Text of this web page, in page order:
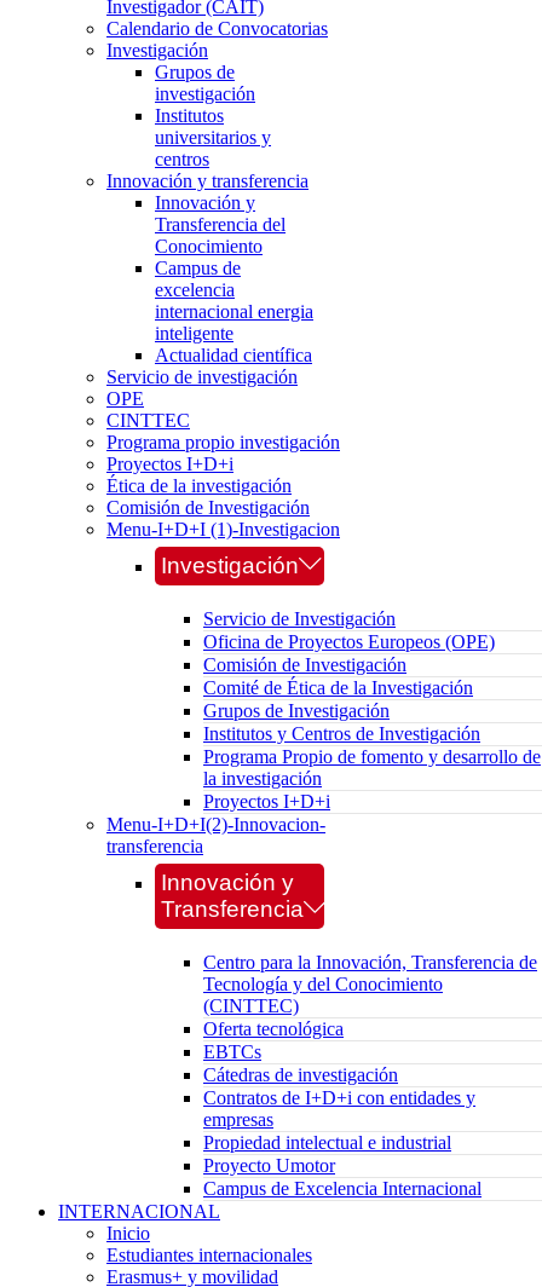
Investigador (CAIT)
Calendario de Convocatorias
Investigación
Grupos de
investigación
Institutos
universitarios y
centros
Innovación y transferencia
Innovación y
Transferencia del
Conocimiento
Campus de
excelencia
internacional energia
inteligente
Actualidad científica
Servicio de investigación
OPE
CINTTEC
Programa propio investigación
Proyectos I+D+i
Ética de la investigación
Comisión de Investigación
Menu-I+D+I (1)-Investigacion
Investigación
Servicio de Investigación
Oficina de Proyectos Europeos (OPE)
Comisión de Investigación
Comité de Ética de la Investigación
Grupos de Investigación
Institutos y Centros de Investigación
Programa Propio de fomento y desarrollo de
la investigación
Proyectos I+D+i
Menu-I+D+I(2)-Innovacion-
transferencia
Innovación y
Transferencia
Centro para la Innovación, Transferencia de
Tecnología y del Conocimiento
(CINTTEC)
Oferta tecnológica
EBTCs
Cátedras de investigación
Contratos de I+D+i con entidades y
empresas
Propiedad intelectual e industrial
Proyecto Umotor
Campus de Excelencia Internacional
INTERNACIONAL
Inicio
Estudiantes internacionales
Erasmus+ y movilidad